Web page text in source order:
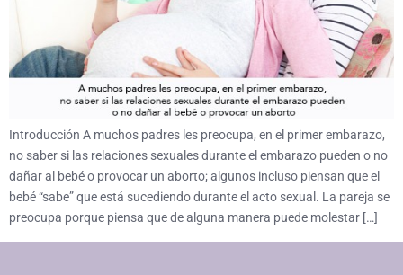
Introducción A muchos padres les preocupa, en el primer embarazo,
no saber si las relaciones sexuales durante el embarazo pueden o no
dañar al bebé o provocar un aborto; algunos incluso piensan que el
bebé “sabe” que está sucediendo durante el acto sexual. La pareja se
preocupa porque piensa que de alguna manera puede molestar […]